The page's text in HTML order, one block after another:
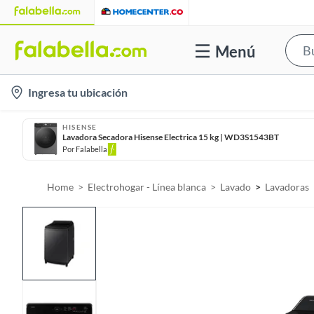
Menú
Ingresa tu ubicación
HISENSE
Lavadora Secadora Hisense Electrica 15 kg | WD3S1543BT
Por Falabella
Home Electrohogar - Línea blanca Lavado Lavadoras